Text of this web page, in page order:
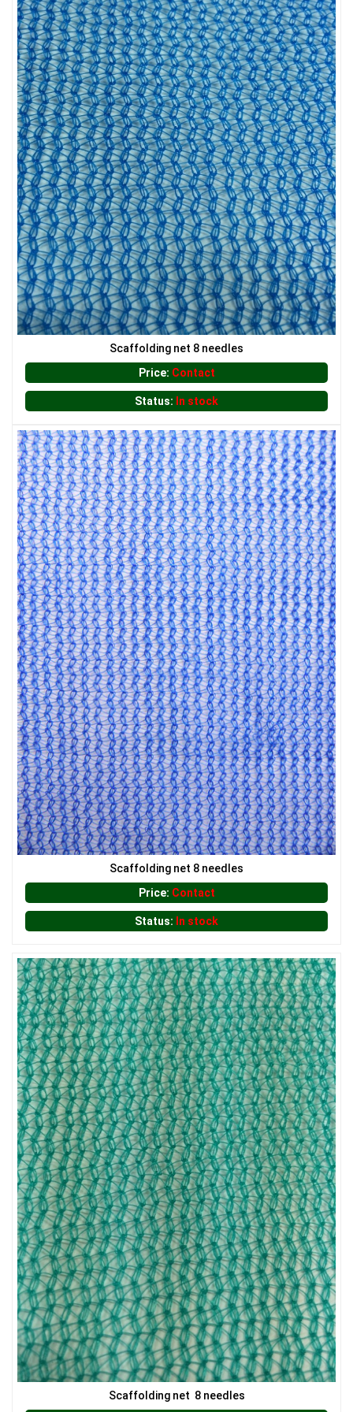
LƯỚI CHE NẮNG
LƯỚI HÀNG RÀO HÌNH CHỮ NHẬT
LƯỚI CHẮN CHIM
LƯỚI CHẮN NẮNG
LƯỚI NUÔI TRỒNG HẢI SẢN
LƯỚI CHẮN GIÓ
LƯỚI CHẮN CÔN TRÙNG
LƯỚI CHẮN CÔN TRÙNG
LƯỚI CHE NẮNG
LƯỚI CHẮN ĐỘNG VẬT
Scaffolding net 8 needles
Price: Contact
Status: In stock
Scaffolding net 8 needles
Price: Contact
Status: In stock
Scaffolding net 8 needles